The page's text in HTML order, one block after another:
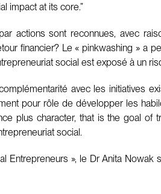
impact at its core.”
actions sont reconnues, avec
financier? Le « pinkwashing » a
social est exposé à un
avec les initiatives
pour rôle de développer les
plus character, that is the goal of
social.
», le Dr Anita Nowak